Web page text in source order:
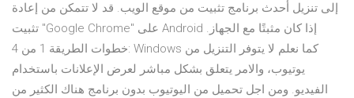
إلى تنزيل أحدث برنامج تثبيت من موقع الويب. قد لا تتمكن من إعادة
تثبيت "Google Chrome" على Android إذا كان مثبتًا مع الجهاز.
خطوات الطريقة 1 من 4: Windows كما نعلم لا يتوفر التنزيل من
يوتيوب، والامر يتعلق بشكل مباشر لعرض الإعلانات باستخدام
الفيديو. ومن اجل تحميل من اليوتيوب بدون برنامج هناك الكثير من